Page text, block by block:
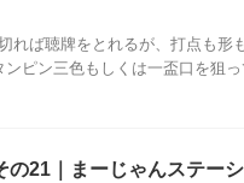
れば聴牌をとれるが、打点も形
ピン三色もしくは一盃口を狙
の21｜まーじゃんステー